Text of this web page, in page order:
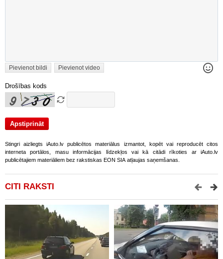
Pievienot bildi Pievienot video
Drošības kods
Stingri aizliegts iAuto.lv publicētos materiālus izmantot, kopēt vai reproducēt citos
interneta portālos, masu informācijas līdzekļos vai kā citādi rīkoties ar iAuto.lv
publicētajiem materiāliem bez rakstiskas EON SIA atļaujas saņemšanas.
CITI RAKSTI